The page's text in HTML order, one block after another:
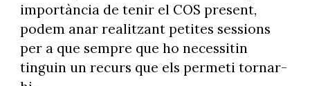
importància de tenir el COS present,
podem anar realitzant petites sessions
per a que sempre que ho necessitin
tinguin un recurs que els permeti tornar-